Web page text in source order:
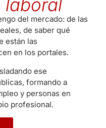
laboral
del mercado: de las
de saber qué
están las
en los portales.
ese
formando a
y personas en
profesional.